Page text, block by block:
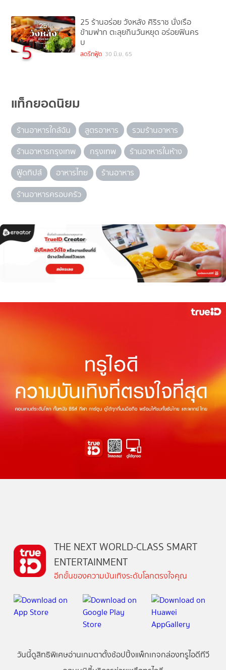
5
25 ร้านอร่อย วังหลัง ศิริราช นั่งเรือ
ข้ามฟาก ตะลุยกินวันหยุด อร่อยฟินคร
บ
สตรีทฟู้ด 30 มิ.ย. 65
แท็กยอดนิยม
ร้านอาหารใกล้ฉัน สูตรอาหาร
รวมร้านอาหาร
ร้านอาหารกรุงเทพ
กรุงเทพ
ร้านอาหารในห้าง
ฟู้ดทิปส์
อาหารไทย
ร้านอาหาร
ร้านอาหารครอบครัว
THE NEXT WORLD-CLASS SMART
ENTERTAINMENT
อีกขั้นของความบันเทิงระดับโลกตรงใจคุณ
วันนี้ดูสิทธิพิเศษอ่านเกมตาตั้งช้อปปิ้งแพ็กเกจกล่องทรูไอดีทีวี